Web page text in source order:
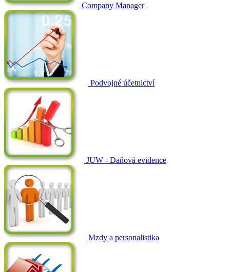
Company Manager
Podvojné účetnictví
JUW - Daňová evidence
Mzdy a personalistika